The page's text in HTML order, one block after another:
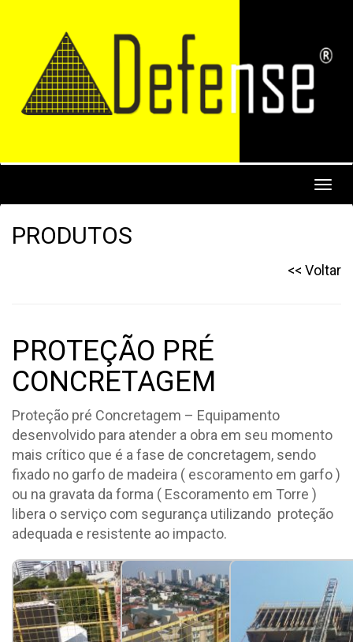
PRODUTOS
<< Voltar
PROTEÇÃO PRÉ
CONCRETAGEM
Proteção pré Concretagem – Equipamento
desenvolvido para atender a obra em seu momento
mais crítico que é a fase de concretagem, sendo
fixado no garfo de madeira ( escoramento em garfo )
ou na gravata da forma ( Escoramento em Torre )
libera o serviço com segurança utilizando proteção
adequada e resistente ao impacto.